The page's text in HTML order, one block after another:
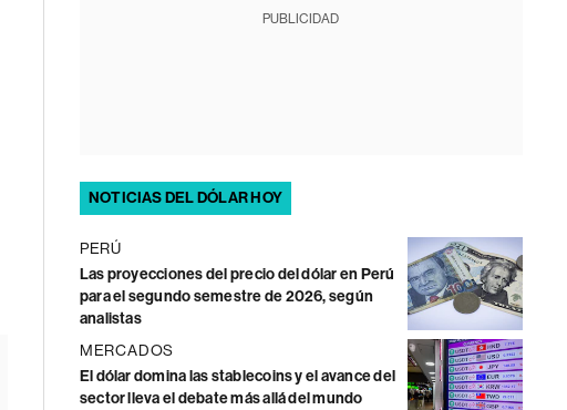
PUBLICIDAD
NOTICIAS DEL DÓLAR HOY
PERÚ
Las proyecciones del precio del dólar en Perú
para el segundo semestre de 2026, según
analistas
MERCADOS
El dólar domina las stablecoins y el avance del
sector lleva el debate más allá del mundo